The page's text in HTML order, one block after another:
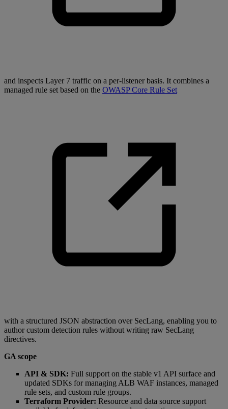
and inspects Layer 7 traffic on a per-listener basis. It combines a
managed rule set based on the OWASP Core Rule Set
with a structured JSON abstraction over SecLang, enabling you to
author custom detection rules without writing raw SecLang
directives.
GA scope
API & SDK: Full support on the stable v1 API surface and
updated SDKs for managing ALB WAF instances, managed
rule sets, and custom rule groups.
Terraform Provider: Resource and data source support